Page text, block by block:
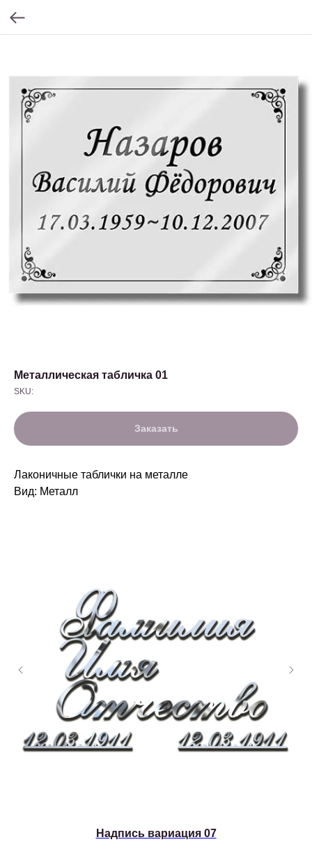
Металлическая табличка 01
SKU:
Заказать
Лаконичные таблички на металле
Вид: Металл
Надпись вариация 07